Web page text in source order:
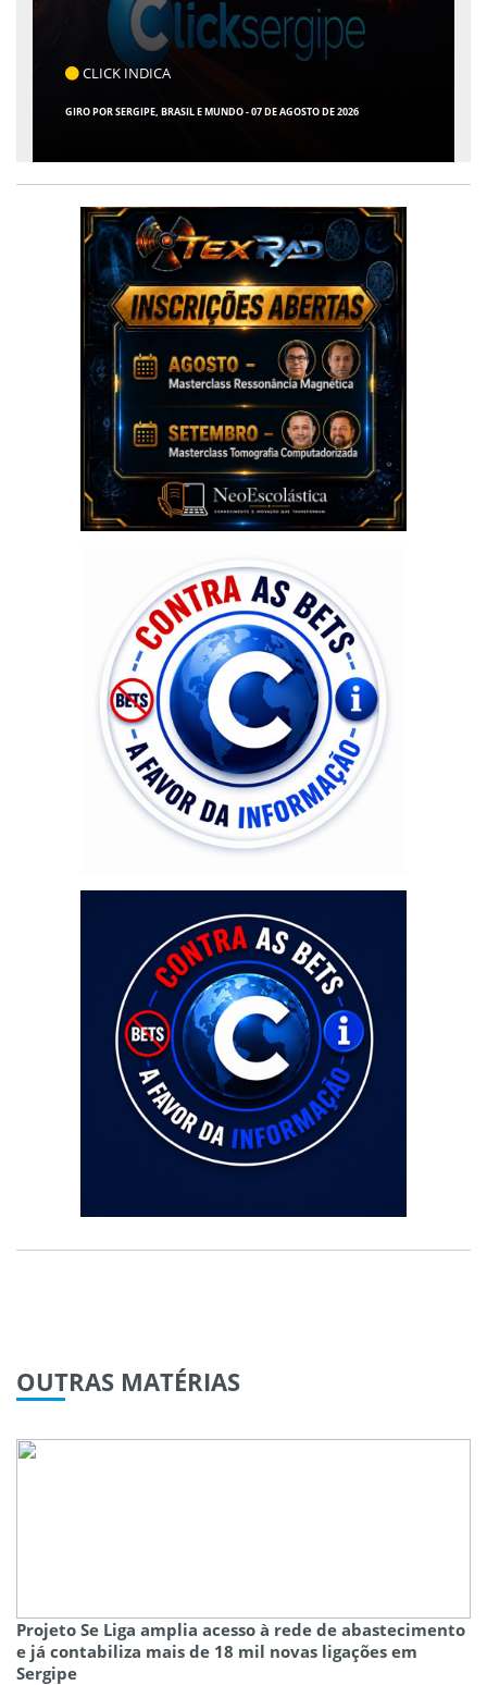
CLICK INDICA
GIRO POR SERGIPE, BRASIL E MUNDO - 07 DE AGOSTO DE 2026
OUTRAS MATÉRIAS
Projeto Se Liga amplia acesso à rede de abastecimento
e já contabiliza mais de 18 mil novas ligações em
Sergipe